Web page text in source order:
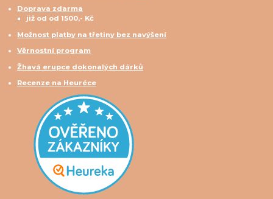
Doprava zdarma
již od od 1500,- Kč
Možnost platby na třetiny bez navýšení
Věrnostní program
Žhavá erupce dokonalých dárků
Recenze na Heuréce